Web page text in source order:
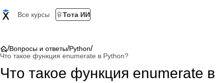
Все курсы Тота ИИ
/Вопросы и ответы/Python/
Что такое функция enumerate в Python?
Что такое функция enumerate в